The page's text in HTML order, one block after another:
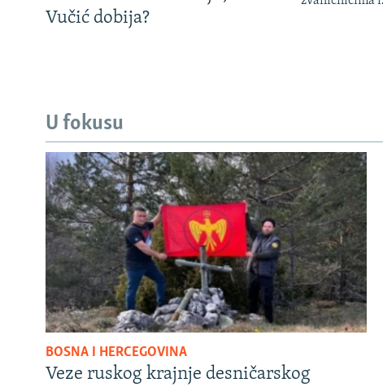
Vučić dobija?
U fokusu
BOSNA I HERCEGOVINA
Veze ruskog krajnje desničarskog